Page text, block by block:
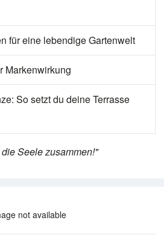
für eine lebendige Gartenwelt
Markenwirkung
So setzt du deine Terrasse
Seele zusammen!"
not available